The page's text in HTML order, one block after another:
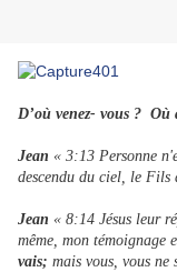
D’où venez- vous ? Où
Jean « 3:13 Personne
descendu du ciel, le Fils
Jean « 8:14 Jésus leur
même, mon témoignage
vais; mais vous, vous